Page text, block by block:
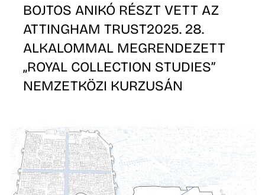
BOJTOS ANIKÓ RÉSZT VETT AZ
ATTINGHAM TRUST2025. 28.
ALKALOMMAL MEGRENDEZETT
„ROYAL COLLECTION STUDIES”
NEMZETKÖZI KURZUSÁN